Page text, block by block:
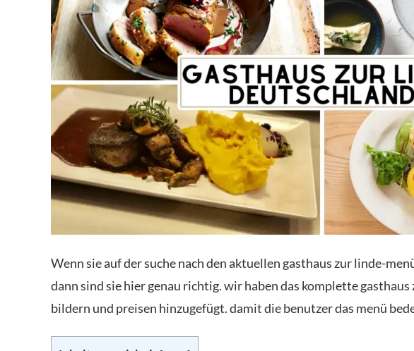
Wenn sie auf der suche nach den aktuellen gasthaus zur linde-
dann sind sie hier genau richtig. wir haben das komplette
bildern und preisen hinzugefügt. damit die benutzer das menü